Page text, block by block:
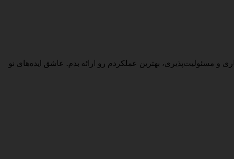
مسئولیت‌پذیری، بهترین عملکردم رو ارائه بدم. عاشق ایده‌های نو